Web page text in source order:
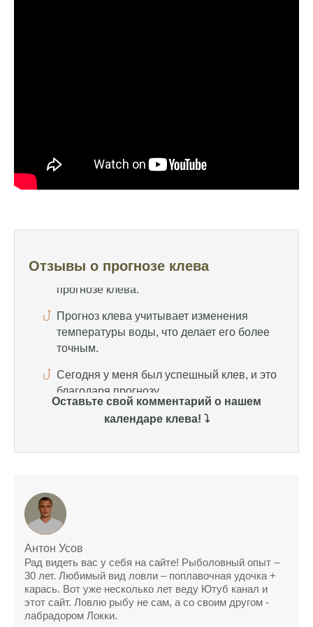
Отзывы о прогнозе клева
клева на ближайшие сутки.
благодаря прогнозу.
Прогноз клева на сайте всегда актуален и
рыбалки в Москве и области.
Я скачал приложение и теперь всегда
знаю, когда клюет рыба.
Учитывайте фазы луны при планировании
рыбалки и проверяйте прогноз клева.
Находитесь в Московской области? Это
прекрасное место для рыбалки, и прогноз
клева вам в помощь.
Прогноз клева учитывает разные факторы,
и это делает его надежным.
Оставьте свой комментарий о нашем
календаре клева! ⤵️
Антон Усов
Рад видеть вас у себя на сайте! Рыболовный опыт –
30 лет. Любимый вид ловли – поплавочная удочка +
карась. Вот уже несколько лет веду Ютуб канал и
этот сайт. Ловлю рыбу не сам, а со своим другом -
лабрадором Локки.